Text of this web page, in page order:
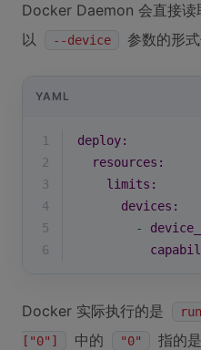
Docker Daemon 会直接读
以
--device 参数的形
YAML
1
deploy:
2
resources:
3
limits:
4
devices:
5
-
6
Docker 实际执行的是
["0"]
中的 "0" 指的